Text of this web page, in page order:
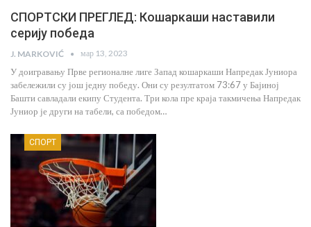
СПОРТСКИ ПРЕГЛЕД: Кошаркаши наставили
серију победа
J. MARKOVIĆ мар 13, 2023
У доигравању Прве регионалне лиге Запад кошаркаши Напредак Јуниора
забележили су још једну победу. Они су резултатом 73:67 у Бајиној
Башти савладали екипу Студента. Три кола пре краја такмичења Напредак
Јуниор је други на табели, са победом…
СПОРТ